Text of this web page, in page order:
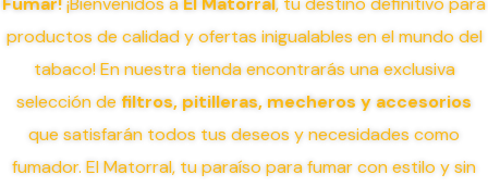
productos de calidad y ofertas inigualables en el mundo del
tabaco! En nuestra tienda encontrarás una exclusiva
selección de filtros, pitilleras, mecheros y accesorios
que satisfarán todos tus deseos y necesidades como
fumador. El Matorral, tu paraíso para fumar con estilo y sin